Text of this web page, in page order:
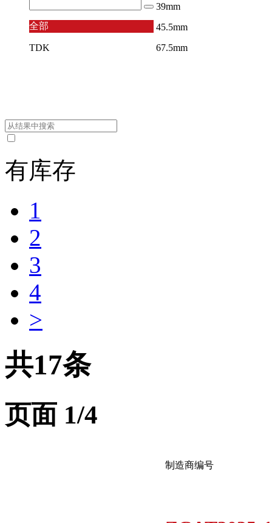
全部
TDK
39mm
45.5mm
67.5mm
有库存
1
2
3
4
>
共17条
页面 1/4
制造商编号